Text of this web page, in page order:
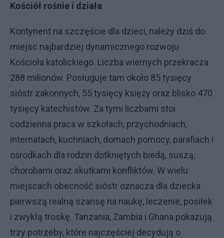
Kościół rośnie i działa
Kontynent na szczęście dla dzieci, należy dziś do
miejsc najbardziej dynamicznego rozwoju
Kościoła katolickiego. Liczba wiernych przekracza
288 milionów. Posługuje tam około 85 tysięcy
sióstr zakonnych, 55 tysięcy księży oraz blisko 470
tysięcy katechistów. Za tymi liczbami stoi
codzienna praca w szkołach, przychodniach,
internatach, kuchniach, domach pomocy, parafiach i
ośrodkach dla rodzin dotkniętych biedą, suszą,
chorobami oraz skutkami konfliktów. W wielu
miejscach obecność sióstr oznacza dla dziecka
pierwszą realną szansę na naukę, leczenie, posiłek
i zwykłą troskę. Tanzania, Zambia i Ghana pokazują
trzy potrzeby, które najczęściej decydują o